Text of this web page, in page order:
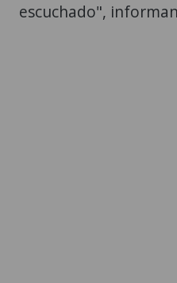
escuchado",